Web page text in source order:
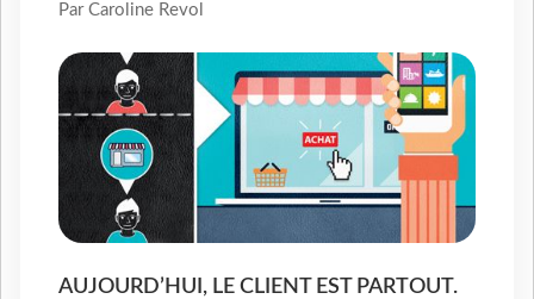
Par Caroline Revol
AUJOURD’HUI, LE CLIENT EST PARTOUT.